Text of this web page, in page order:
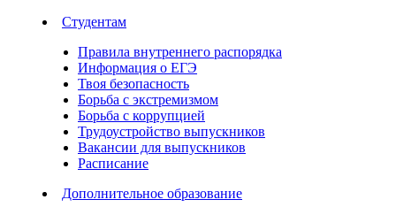
Студентам
Правила внутреннего распорядка
Информация о ЕГЭ
Твоя безопасность
Борьба с экстремизмом
Борьба с коррупцией
Трудоустройство выпускников
Вакансии для выпускников
Расписание
Дополнительное образование